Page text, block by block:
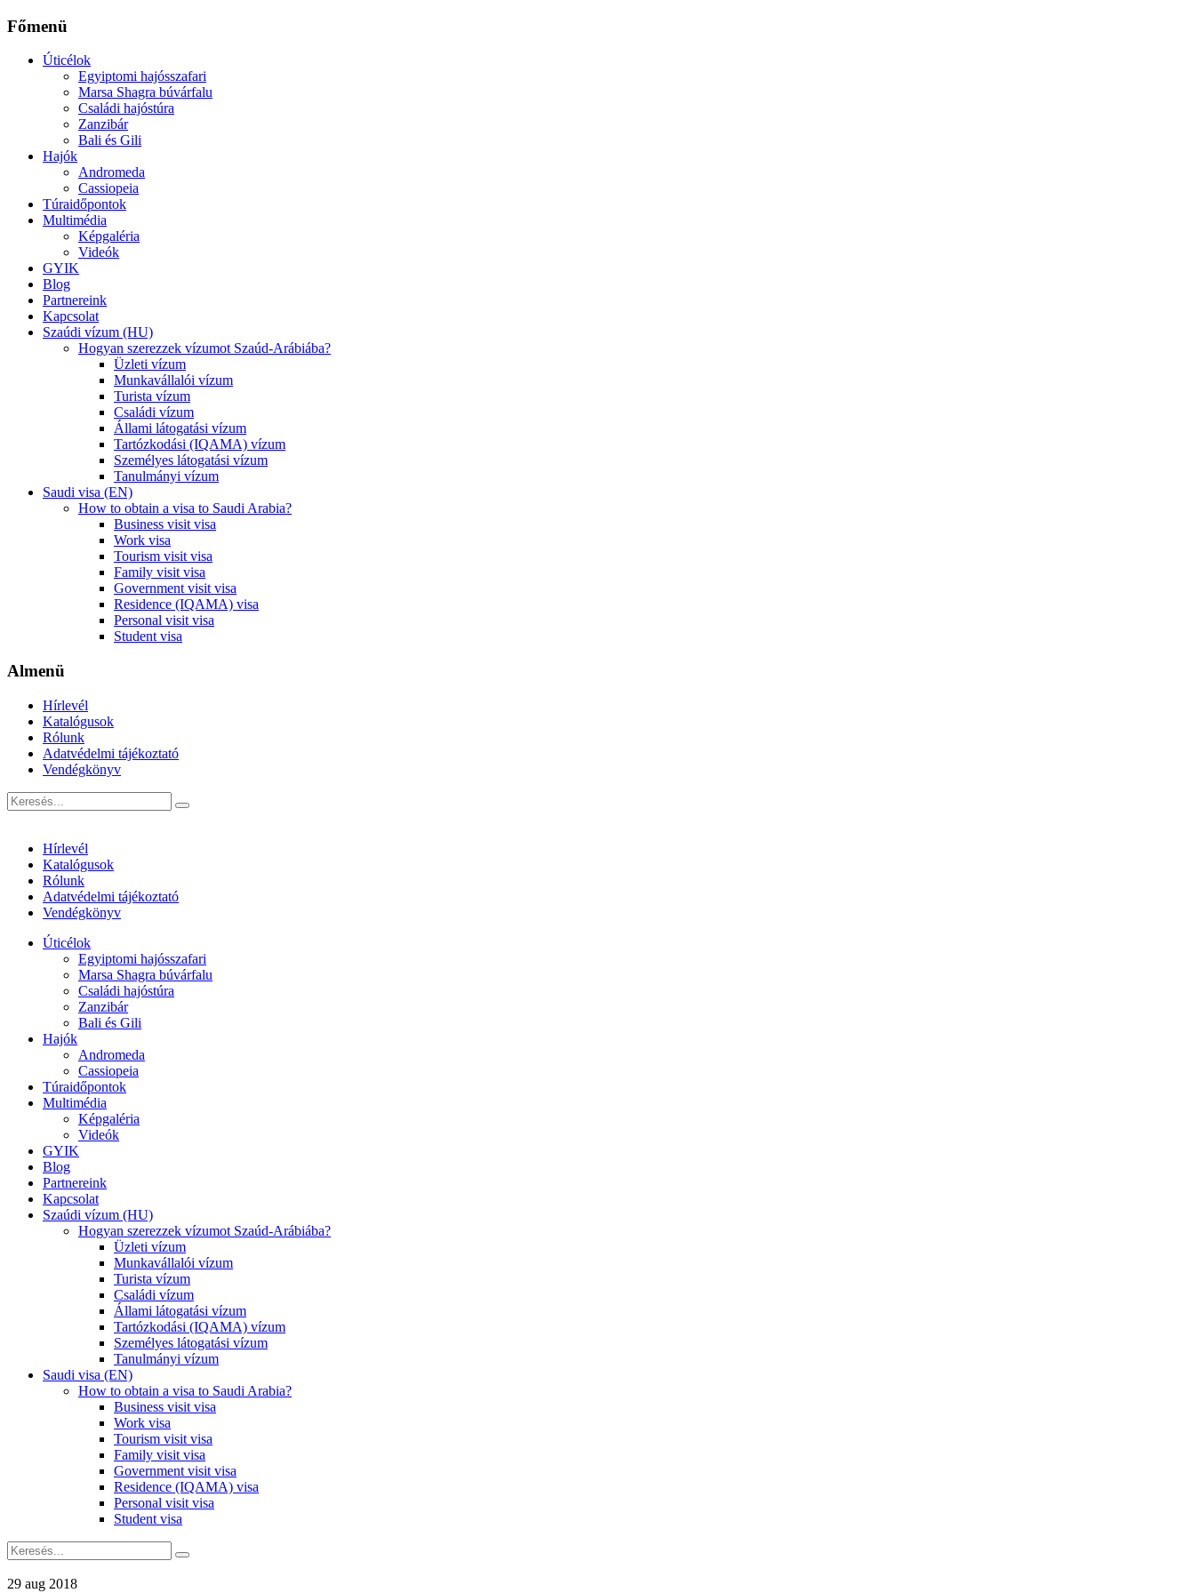
Főmenü
Úticélok
Egyiptomi hajósszafari
Marsa Shagra búvárfalu
Családi hajóstúra
Zanzibár
Bali és Gili
Hajók
Andromeda
Cassiopeia
Túraidőpontok
Multimédia
Képgaléria
Videók
GYIK
Blog
Partnereink
Kapcsolat
Szaúdi vízum (HU)
Hogyan szerezzek vízumot Szaúd-Arábiába?
Üzleti vízum
Munkavállalói vízum
Turista vízum
Családi vízum
Állami látogatási vízum
Tartózkodási (IQAMA) vízum
Személyes látogatási vízum
Tanulmányi vízum
Saudi visa (EN)
How to obtain a visa to Saudi Arabia?
Business visit visa
Work visa
Tourism visit visa
Family visit visa
Government visit visa
Residence (IQAMA) visa
Personal visit visa
Student visa
Almenü
Hírlevél
Katalógusok
Rólunk
Adatvédelmi tájékoztató
Vendégkönyv
Hírlevél
Katalógusok
Rólunk
Adatvédelmi tájékoztató
Vendégkönyv
Úticélok
Egyiptomi hajósszafari
Marsa Shagra búvárfalu
Családi hajóstúra
Zanzibár
Bali és Gili
Hajók
Andromeda
Cassiopeia
Túraidőpontok
Multimédia
Képgaléria
Videók
GYIK
Blog
Partnereink
Kapcsolat
Szaúdi vízum (HU)
Hogyan szerezzek vízumot Szaúd-Arábiába?
Üzleti vízum
Munkavállalói vízum
Turista vízum
Családi vízum
Állami látogatási vízum
Tartózkodási (IQAMA) vízum
Személyes látogatási vízum
Tanulmányi vízum
Saudi visa (EN)
How to obtain a visa to Saudi Arabia?
Business visit visa
Work visa
Tourism visit visa
Family visit visa
Government visit visa
Residence (IQAMA) visa
Personal visit visa
Student visa
29 aug 2018